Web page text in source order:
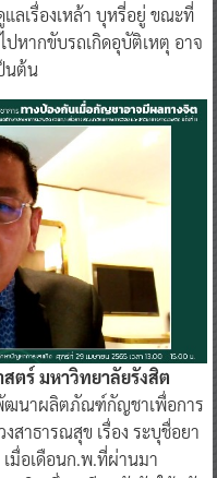
ลเรื่องเหล้า บุหรี่อยู่ ขณะที่
หากขับรถเกิดอุบัติเหตุ อาจ
นต้น
ตร์ มหาวิทยาลัยรังสิต
ฒนาผลิตภัณฑ์กัญชาเพื่อการ
สาธารณสุข เรื่อง ระบุชื่อยา
มื่อเดือนก.พ.ที่ผ่านมา